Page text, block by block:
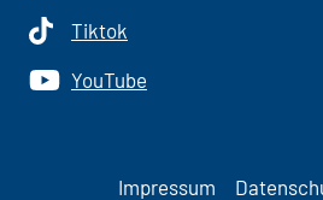
Impressum
Tiktok
YouTube